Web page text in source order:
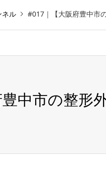
ネル #017｜【大阪府豊中市
中市の整形